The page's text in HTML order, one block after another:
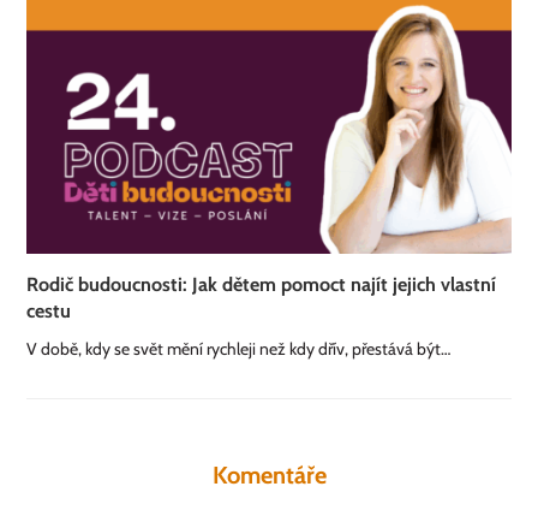
Rodič budoucnosti: Jak dětem pomoct najít jejich vlastní
cestu
V době, kdy se svět mění rychleji než kdy dřív, přestává být…
Komentáře